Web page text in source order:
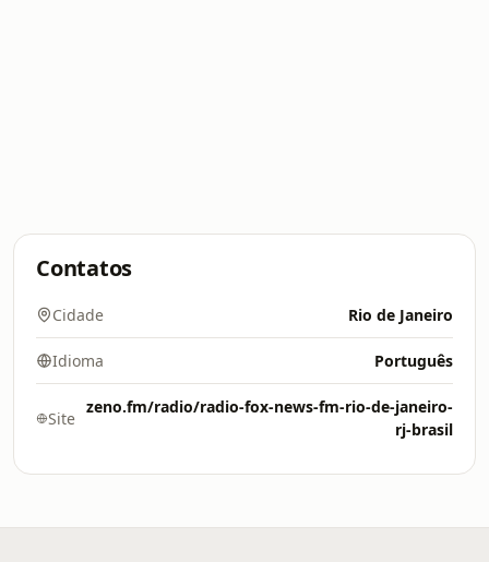
Contatos
Cidade Rio de Janeiro
Idioma Português
Site
zeno.fm/radio/radio-fox-news-fm-rio-de-janeiro-
rj-brasil